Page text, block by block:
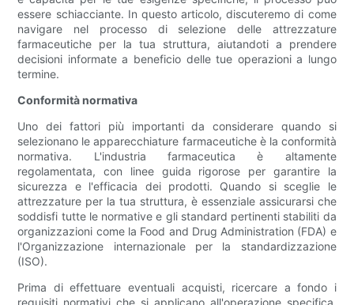
essere schiacciante. In questo articolo, discuteremo di come
navigare nel processo di selezione delle attrezzature
farmaceutiche per la tua struttura, aiutandoti a prendere
decisioni informate a beneficio delle tue operazioni a lungo
termine.
Conformità normativa
Uno dei fattori più importanti da considerare quando si
selezionano le apparecchiature farmaceutiche è la conformità
normativa. L'industria farmaceutica è altamente
regolamentata, con linee guida rigorose per garantire la
sicurezza e l'efficacia dei prodotti. Quando si sceglie le
attrezzature per la tua struttura, è essenziale assicurarsi che
soddisfi tutte le normative e gli standard pertinenti stabiliti da
organizzazioni come la Food and Drug Administration (FDA) e
l'Organizzazione internazionale per la standardizzazione
(ISO).
Prima di effettuare eventuali acquisti, ricercare a fondo i